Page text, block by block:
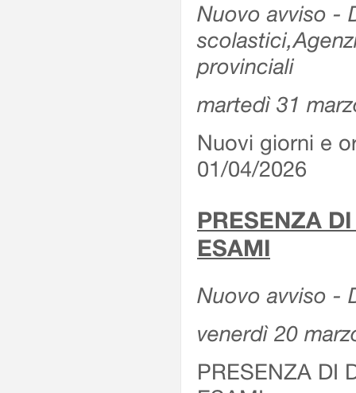
Nuovo avviso -
provinciali
martedì 31
Nuovi giorni e
01/04/2026
PRESENZA
ESAMI
Nuovo avviso -
venerdì 20
PRESENZA DI